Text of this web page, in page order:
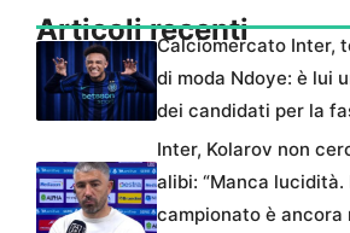
Articoli recenti
Calciomercato Inter,
di moda Ndoye: è lui
dei candidati per la
Inter, Kolarov non
alibi: “Manca lucidità.
campionato è ancora